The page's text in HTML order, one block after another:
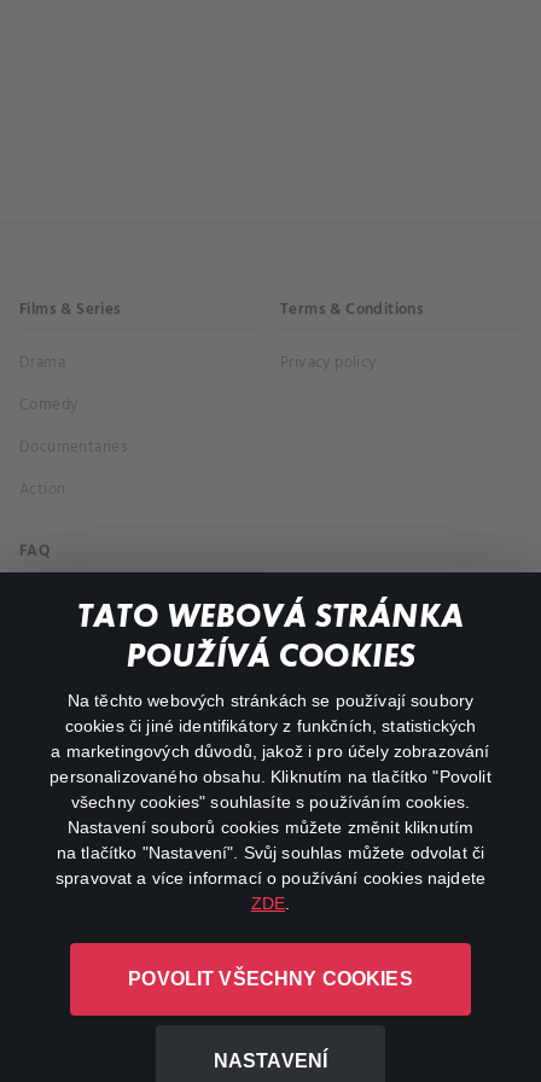
TATO WEBOVÁ STRÁNKA
POUŽÍVÁ COOKIES
Na těchto webových stránkách se používají soubory
cookies či jiné identifikátory z funkčních, statistických
a marketingových důvodů, jakož i pro účely zobrazování
personalizovaného obsahu. Kliknutím na tlačítko "Povolit
všechny cookies" souhlasíte s používáním cookies.
Nastavení souborů cookies můžete změnit kliknutím
na tlačítko "Nastavení". Svůj souhlas můžete odvolat či
spravovat a více informací o používání cookies najdete
ZDE
POVOLIT VŠECHNY COOKIES
NASTAVENÍ
Films & Series
Drama
Comedy
Documentaries
Action
Terms & Conditions
Privacy policy
FAQ
My profile
facebookinstagram
youtube
L-1246 Luxembourg R.C.S.